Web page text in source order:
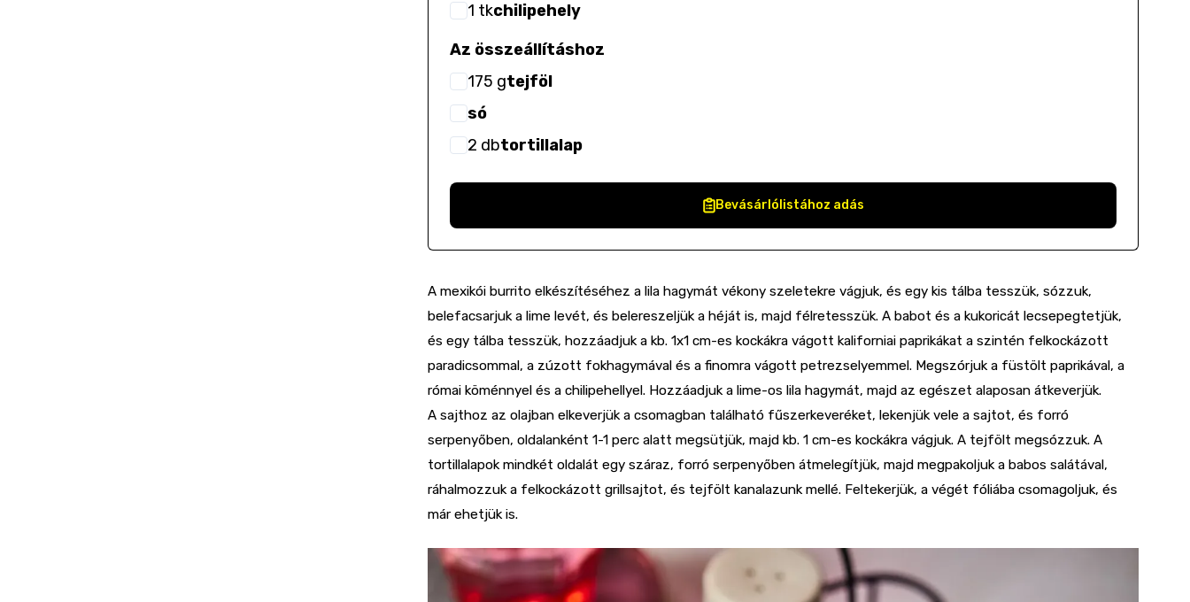
1 tkchilipehely
Az összeállításhoz
175 gtejföl
só
2 dbtortillalap
Bevásárlólistához adás
A mexikói burrito elkészítéséhez a lila hagymát vékony szeletekre vágjuk, és egy kis tálba tesszük, sózzuk,
belefacsarjuk a lime levét, és belereszeljük a héját is, majd félretesszük. A babot és a kukoricát lecsepegtetjük,
és egy tálba tesszük, hozzáadjuk a kb. 1x1 cm-es kockákra vágott kaliforniai paprikákat a szintén felkockázott
paradicsommal, a zúzott fokhagymával és a finomra vágott petrezselyemmel. Megszórjuk a füstölt paprikával, a
római köménnyel és a chilipehellyel. Hozzáadjuk a lime-os lila hagymát, majd az egészet alaposan átkeverjük.
A sajthoz az olajban elkeverjük a csomagban található fűszerkeveréket, lekenjük vele a sajtot, és forró
serpenyőben, oldalanként 1-1 perc alatt megsütjük, majd kb. 1 cm-es kockákra vágjuk. A tejfölt megsózzuk. A
tortillalapok mindkét oldalát egy száraz, forró serpenyőben átmelegítjük, majd megpakoljuk a babos salátával,
ráhalmozzuk a felkockázott grillsajtot, és tejfölt kanalazunk mellé. Feltekerjük, a végét fóliába csomagoljuk, és
már ehetjük is.